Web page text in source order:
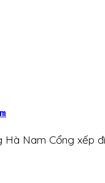
Hà Nam Cổng xếp